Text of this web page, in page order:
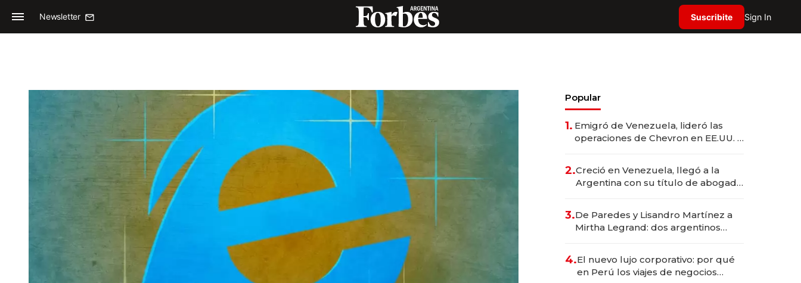
Newsletter Suscribite Sign In
Popular
1. Emigró de Venezuela, lideró las
operaciones de Chevron en EE.UU. y
2.Creció en Venezuela, llegó a la
Argentina con su título de abogado
marcas "fast premium"
3.De Paredes y Lisandro Martínez a
Mirtha Legrand: dos argentinos
4.El nuevo lujo corporativo: por qué
en Perú los viajes de negocios